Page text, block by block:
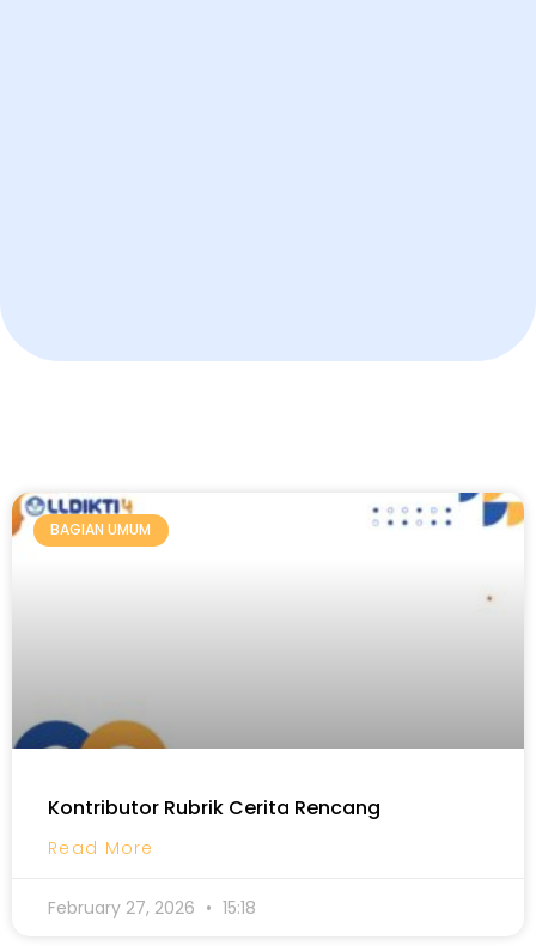
BAGIAN UMUM
Kontributor Rubrik Cerita Rencang
Read More
February 27, 2026 15:18